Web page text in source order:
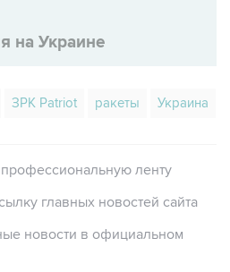
на Украине
ЗРК Patriot ракеты Украина
ленту
главных новостей сайта
новости в официальном